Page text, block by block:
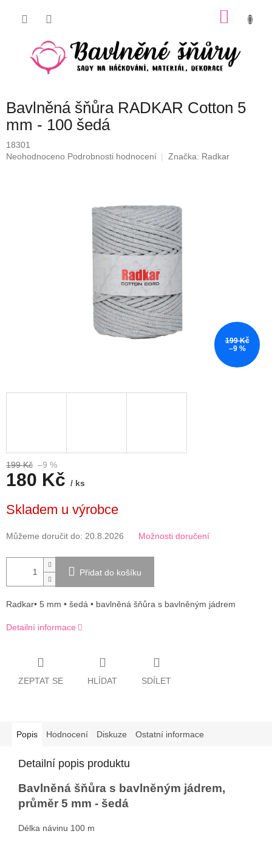
Bavlněná šňůra RADKAR Cotton 5
mm - 100 šedá
18301
Průměrné
Neohodnoceno Podrobnosti hodnocení Značka: Radkar
199 Kč
–9 %
199 Kč –9 %
180 Kč / ks
cena:
Skladem u výrobce
Můžeme doručit do: 20.8.2026 Možnosti doručení
Přidat do košíku
Radkar• 5 mm • šedá • bavlněná šňůra s bavlněným jádrem
Detailní informace
ZEPTAT SE HLÍDAT SDÍLET
Popis Hodnocení Diskuze Ostatní informace
Detailní popis produktu
Bavlněná šňůra s bavlněným jádrem,
průměr 5 mm - šedá
Délka návinu 100 m